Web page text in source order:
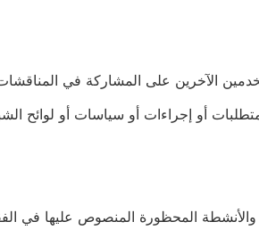
الآخرين على المشاركة في المناقشات
المحظورة المنصوص عليها في